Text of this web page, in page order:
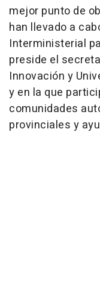
mejor punto de
han llevado a
Interministerial
preside el
Innovación y
y en la que
comunidades
provinciales y